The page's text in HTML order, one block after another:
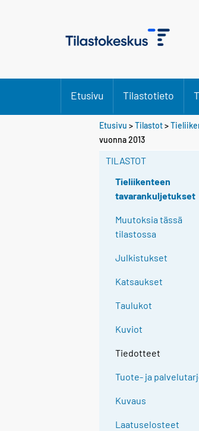
Etusivu Tilastotieto
Etusivu >Tilastot>
vuonna 2013
TILASTOT
Tieliikenteen
tavarankuljetukset
Muutoksia tässä
tilastossa
Julkistukset
Katsaukset
Taulukot
Kuviot
Tiedotteet
Tuote- ja
Kuvaus
Laatuselosteet